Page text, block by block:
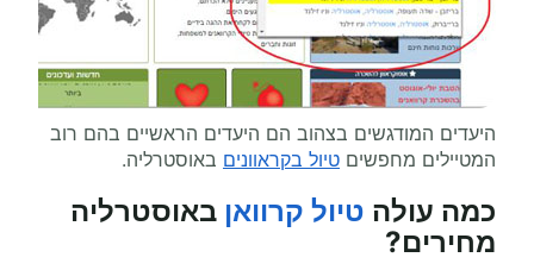
היעדים המודגשים בצהוב הם היעדים הראשיים בהם רוב
המטיילים מחפשים טיול בקראוונים באוסטרליה.
כמה עולה טיול קרוואן באוסטרליה
מחירים?